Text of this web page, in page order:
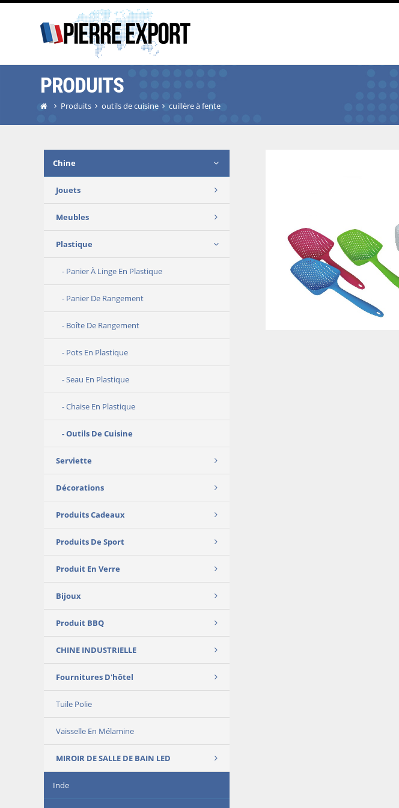
PRODUITS
Produits outils de cuisine cuillère à fente
Chine
Jouets
Meubles
Plastique
Panier À Linge En Plastique
Panier De Rangement
Boîte De Rangement
Pots En Plastique
Seau En Plastique
Chaise En Plastique
Outils De Cuisine
Serviette
Décorations
Produits Cadeaux
Produits De Sport
Produit En Verre
Bijoux
Produit BBQ
CHINE INDUSTRIELLE
Fournitures D'hôtel
Tuile Polie
Vaisselle En Mélamine
MIROIR DE SALLE DE BAIN LED
Inde